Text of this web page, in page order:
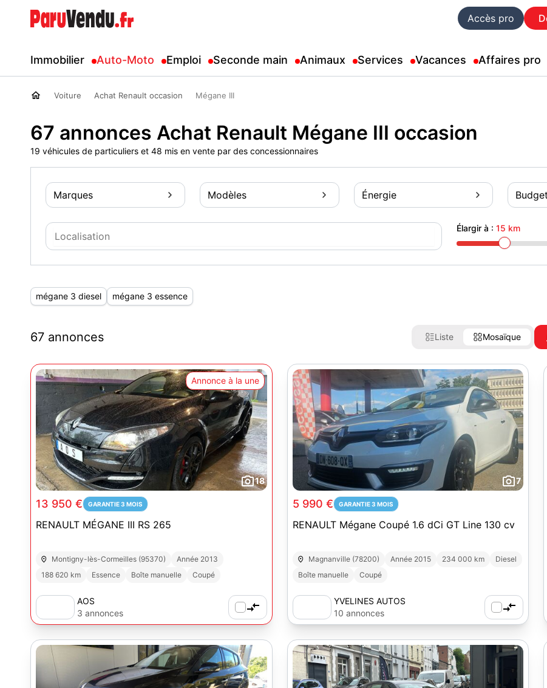
Accès pro
Immobilier Auto-Moto Emploi Seconde main Animaux Services Vacances Affaires pro
Voiture Achat Renault occasion Mégane III
67 annonces Achat Renault Mégane III occasion
19 véhicules de particuliers et 48 mis en vente par des concessionnaires
Marques Modèles Énergie
Élargir à : 15 km
mégane 3 diesel mégane 3 essence
67 annonces Liste Mosaïque
Annonce à la une
18
13 950 € GARANTIE 3 MOIS
RENAULT MÉGANE III RS 265
Montigny-lès-Cormeilles (95370)
Année 2013
188 620 km
Essence Boîte manuelle Coupé
AOS
3 annonces
7
5 990 € GARANTIE 3 MOIS
RENAULT Mégane Coupé 1.6 dCi GT Line 130 cv
Magnanville (78200) Année 2015 234 000 km
Diesel
Boîte manuelle
Coupé
YVELINES AUTOS
10 annonces